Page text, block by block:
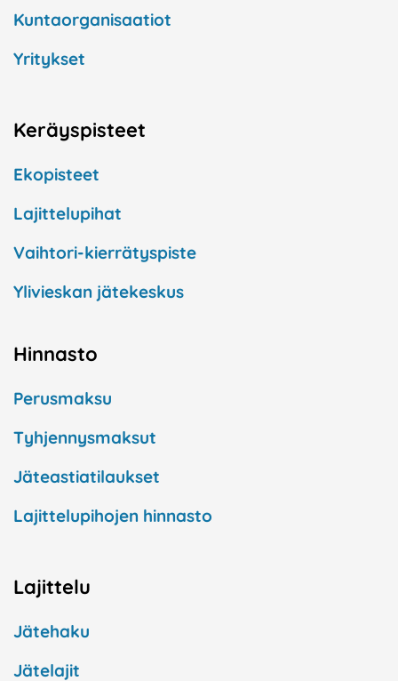
Kuntaorganisaatiot
Yritykset
Keräyspisteet
Ekopisteet
Lajittelupihat
Vaihtori-kierrätyspiste
Ylivieskan jätekeskus
Hinnasto
Perusmaksu
Tyhjennysmaksut
Jäteastiatilaukset
Lajittelupihojen hinnasto
Lajittelu
Jätehaku
Jätelajit